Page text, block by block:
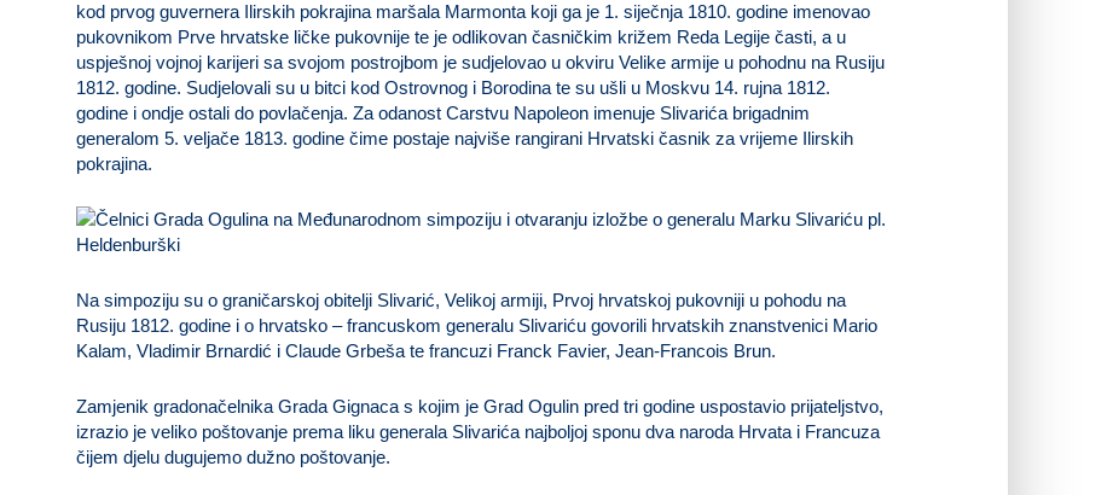
kod prvog guvernera Ilirskih pokrajina maršala Marmonta koji ga je 1. siječnja 1810. godine imenovao
pukovnikom Prve hrvatske ličke pukovnije te je odlikovan časničkim križem Reda Legije časti, a u
uspješnoj vojnoj karijeri sa svojom postrojbom je sudjelovao u okviru Velike armije u pohodnu na Rusiju
1812. godine. Sudjelovali su u bitci kod Ostrovnog i Borodina te su ušli u Moskvu 14. rujna 1812.
godine i ondje ostali do povlačenja. Za odanost Carstvu Napoleon imenuje Slivarića brigadnim
generalom 5. veljače 1813. godine čime postaje najviše rangirani Hrvatski časnik za vrijeme Ilirskih
pokrajina.
Na simpoziju su o graničarskoj obitelji Slivarić, Velikoj armiji, Prvoj hrvatskoj pukovniji u pohodu na
Rusiju 1812. godine i o hrvatsko – francuskom generalu Slivariću govorili hrvatskih znanstvenici Mario
Kalam, Vladimir Brnardić i Claude Grbeša te francuzi Franck Favier, Jean-Francois Brun.
Zamjenik gradonačelnika Grada Gignaca s kojim je Grad Ogulin pred tri godine uspostavio prijateljstvo,
izrazio je veliko poštovanje prema liku generala Slivarića najboljoj sponu dva naroda Hrvata i Francuza
čijem djelu dugujemo dužno poštovanje.